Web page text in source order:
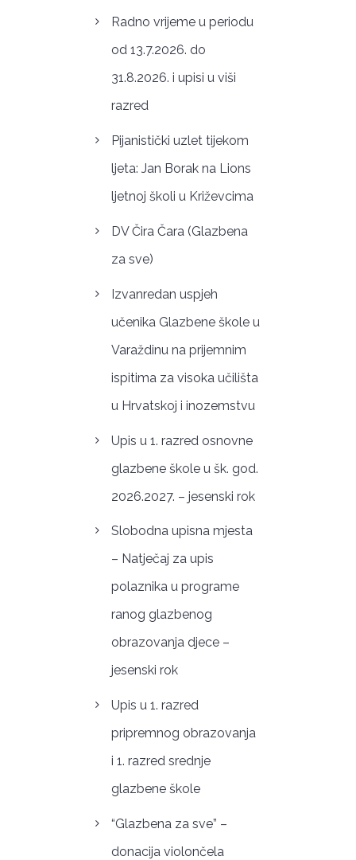
Radno vrijeme u periodu
od 13.7.2026. do
31.8.2026. i upisi u viši
razred
Pijanistički uzlet tijekom
ljeta: Jan Borak na Lions
ljetnoj školi u Križevcima
DV Čira Čara (Glazbena
za sve)
Izvanredan uspjeh
učenika Glazbene škole u
Varaždinu na prijemnim
ispitima za visoka učilišta
u Hrvatskoj i inozemstvu
Upis u 1. razred osnovne
glazbene škole u šk. god.
2026.2027. – jesenski rok
Slobodna upisna mjesta
– Natječaj za upis
polaznika u programe
ranog glazbenog
obrazovanja djece –
jesenski rok
Upis u 1. razred
pripremnog obrazovanja
i 1. razred srednje
glazbene škole
“Glazbena za sve” –
donacija violončela